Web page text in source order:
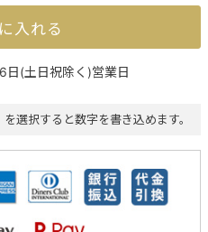
入れる
日(土日祝除く)営業日
選択すると数字を書き込めます。